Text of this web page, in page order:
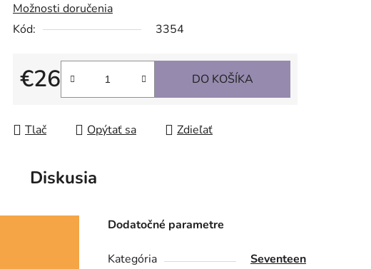
Možnosti doručenia
Kód:
3354
€26
Jednotková cena:
DO KOŠÍKA
Tlač Opýtať sa Zdieľať
Diskusia
Dodatočné parametre
Kategória
Seventeen